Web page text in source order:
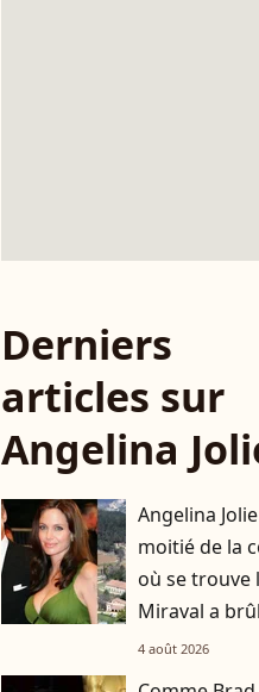
Derniers
articles sur
Angelina
Angelina
moitié de la
où se trouve
Miraval a
incendies
4 août 2026